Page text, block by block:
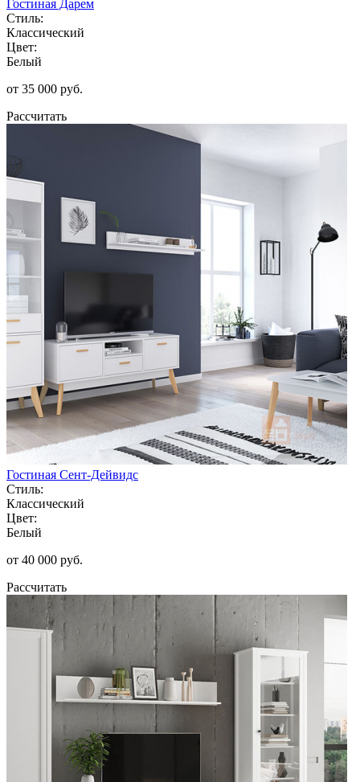
Гостиная Дарем
Стиль:
Классический
Цвет:
Белый
от 35 000 руб.
Рассчитать
Гостиная Сент-Дейвидс
Стиль:
Классический
Цвет:
Белый
от 40 000 руб.
Рассчитать